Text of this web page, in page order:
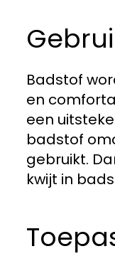
Badstof
en
een
badstof
gebruikt.
kwijt in